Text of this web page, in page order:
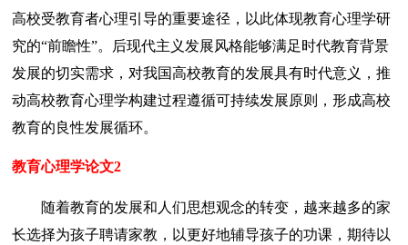
高校受教育者心理引导的重要途径，以此体现教育心理学研
究的“前瞻性”。后现代主义发展风格能够满足时代教育背景
发展的切实需求，对我国高校教育的发展具有时代意义，推
动高校教育心理学构建过程遵循可持续发展原则，形成高校
教育的良性发展循环。
教育心理学论文2
随着教育的发展和人们思想观念的转变，越来越多的家
长选择为孩子聘请家教，以更好地辅导孩子的功课，期待以